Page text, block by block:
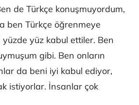
de Türkçe konuşmuyordum,
ben Türkçe öğrenmeye
yüzde yüz kabul ettiler. Ben
gibi. Ben onların
da beni iyi kabul ediyor,
istiyorlar. İnsanlar çok